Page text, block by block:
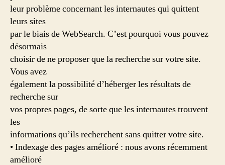
leur problème concernant les internautes qui quittent
leurs sites
par le biais de WebSearch. C’est pourquoi vous pouvez
désormais
choisir de ne proposer que la recherche sur votre site.
Vous avez
également la possibilité d’héberger les résultats de
recherche sur
vos propres pages, de sorte que les internautes trouvent
les
informations qu’ils recherchent sans quitter votre site.
• Indexage des pages amélioré : nous avons récemment
amélioré